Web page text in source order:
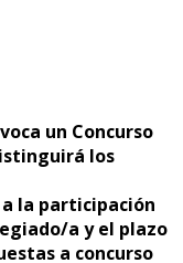
un Concurso
los
la participación
a y el plazo
a concurso